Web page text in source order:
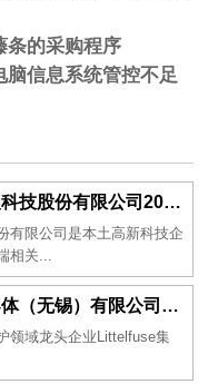
条的采购程序
脑信息系统管控不足
祝贺中山蓝晨科技股份有限公司2026年一次性成功通过BSCI验厂-B级
有限公司是本土高新科技企
相关...
祝贺力特半导体（无锡）有限公司2026年一次性成功通过RBA-VAP认证审核并取得170.2分
领域龙头企业Littelfuse集